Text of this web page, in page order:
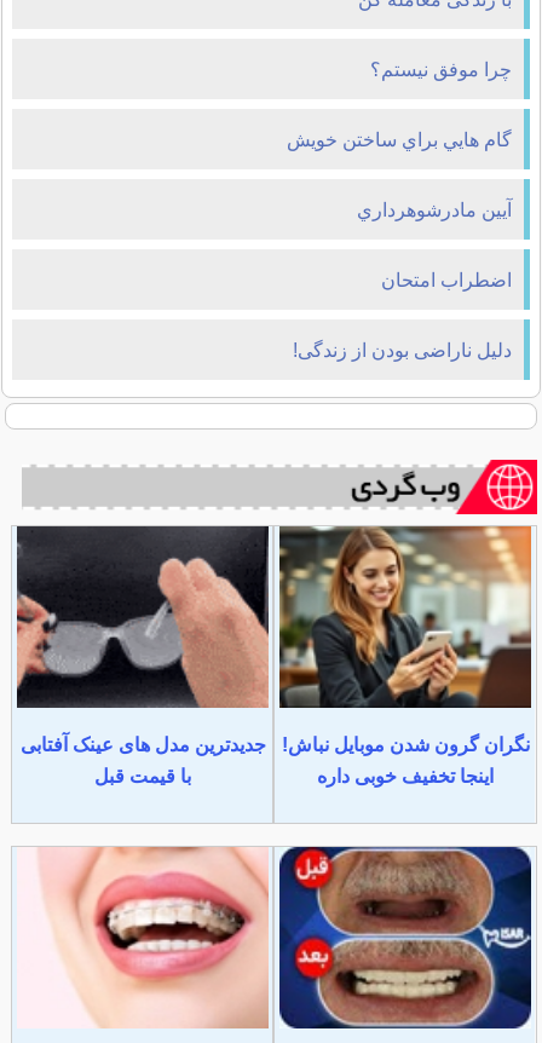
چرا موفق نیستم؟
گام هايي براي ساختن خويش
آيين مادرشوهرداري
اضطراب امتحان
دلیل ناراضی بودن از زندگی!
نگران گرون شدن موبایل نباش!
اینجا تخفیف خوبی داره
جدیدترین مدل های عینک آفتابی
با قیمت قبل